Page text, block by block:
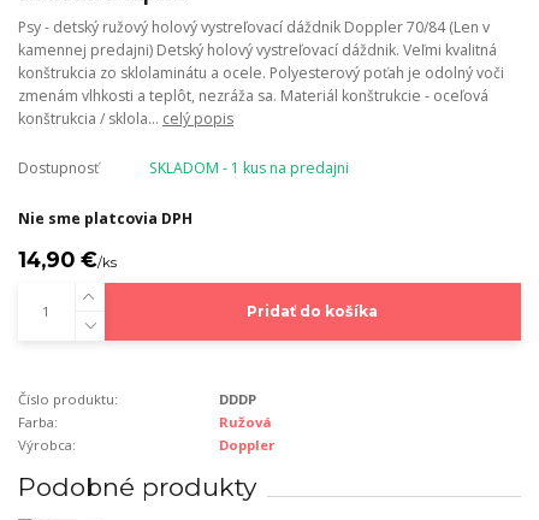
Psy - detský ružový holový vystreľovací dáždnik Doppler 70/84 (Len v
kamennej predajni) Detský holový vystreľovací dáždnik. Veľmi kvalitná
konštrukcia zo sklolaminátu a ocele. Polyesterový poťah je odolný voči
zmenám vlhkosti a teplôt, nezráža sa. Materiál konštrukcie - oceľová
konštrukcia / sklola... celý popis
Dostupnosť SKLADOM - 1 kus na predajni
Nie sme platcovia DPH
14,90 €/ks
Pridať do košíka
Číslo produktu:
DDDP
Farba:
Ružová
Výrobca:
Doppler
Podobné produkty